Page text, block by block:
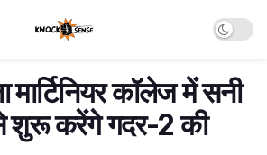
कॉलेज में सनी
करेंगे गदर-2 की